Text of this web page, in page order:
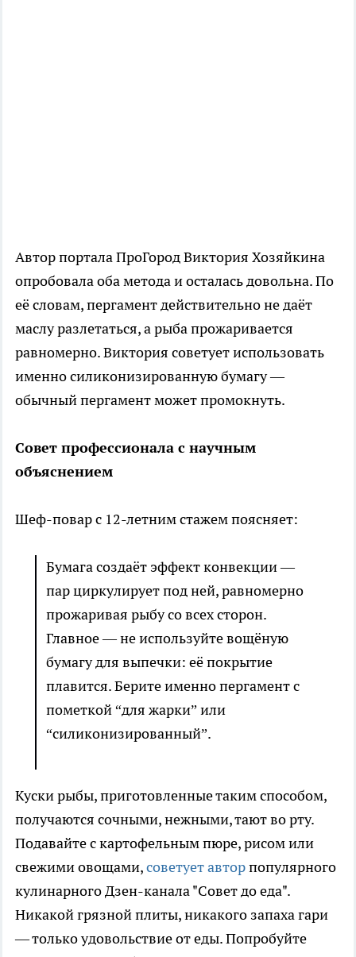
Автор портала ПроГород Виктория Хозяйкина
опробовала оба метода и осталась довольна. По
её словам, пергамент действительно не даёт
маслу разлетаться, а рыба прожаривается
равномерно. Виктория советует использовать
именно силиконизированную бумагу —
обычный пергамент может промокнуть.
Совет профессионала с научным
объяснением
Шеф-повар с 12-летним стажем поясняет:
Бумага создаёт эффект конвекции —
пар циркулирует под ней, равномерно
прожаривая рыбу со всех сторон.
Главное — не используйте вощёную
бумагу для выпечки: её покрытие
плавится. Берите именно пергамент с
пометкой “для жарки” или
“силиконизированный”.
Куски рыбы, приготовленные таким способом,
получаются сочными, нежными, тают во рту.
Подавайте с картофельным пюре, рисом или
свежими овощами,советует авторпопулярного
кулинарного Дзен-канала "Совет до еда".
Никакой грязной плиты, никакого запаха гари
— только удовольствие от еды. Попробуйте